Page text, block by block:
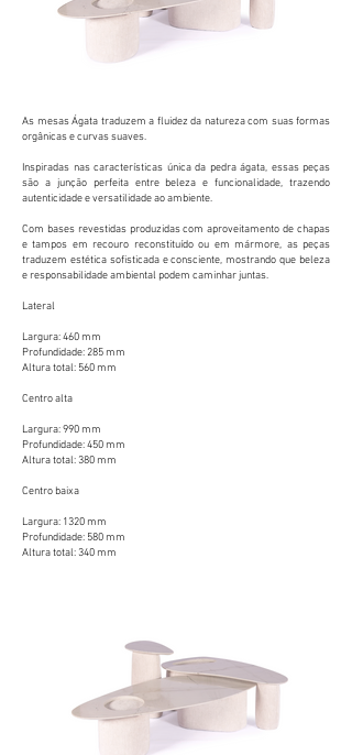
As mesas Ágata traduzem a fluidez da natureza com suas formas
orgânicas e curvas suaves.
Inspiradas nas características única da pedra ágata, essas peças
são a junção perfeita entre beleza e funcionalidade, trazendo
autenticidade e versatilidade ao ambiente.
Com bases revestidas produzidas com aproveitamento de chapas
e tampos em recouro reconstituído ou em mármore, as peças
traduzem estética sofisticada e consciente, mostrando que beleza
e responsabilidade ambiental podem caminhar juntas.
Lateral​
Largura: 460 mm
Profundidade: 285 mm
Altura total: 560 mm
Centro alta
Largura: 990 mm
Profundidade: 450 mm
Altura total: 380 mm
Centro baixa
Largura: 1320 mm
Profundidade: 580 mm
Altura total: 340 mm